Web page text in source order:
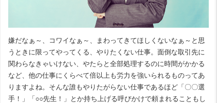
嫌だなぁ～、コワイなぁ～、まわってきてほしくないなぁ～と思
うときに限ってやってくる、やりたくない仕事。面倒な取引先に
関わらなきゃいけない、やたらと全部処理するのに時間がかかる
など、他の仕事にくらべて倍以上も労力を強いられるものってあ
りますよね。そんな誰もやりたがらない仕事であるほど「〇〇選
手！」「○○先生！」とか持ち上げる呼びかけで頼まれることもし